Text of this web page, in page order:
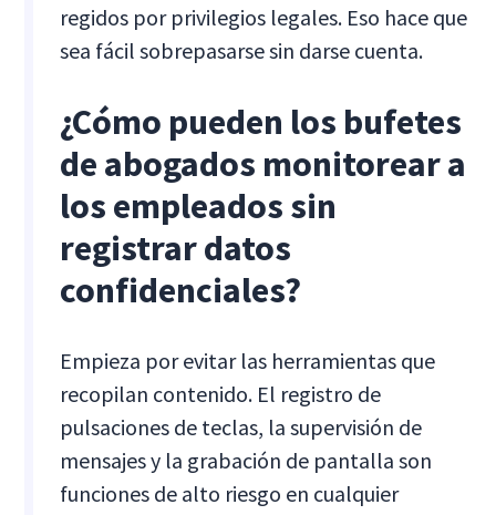
regidos por privilegios legales. Eso hace que
sea fácil sobrepasarse sin darse cuenta.
¿Cómo pueden los bufetes
de abogados monitorear a
los empleados sin
registrar datos
confidenciales?
Empieza por evitar las herramientas que
recopilan contenido. El registro de
pulsaciones de teclas, la supervisión de
mensajes y la grabación de pantalla son
funciones de alto riesgo en cualquier